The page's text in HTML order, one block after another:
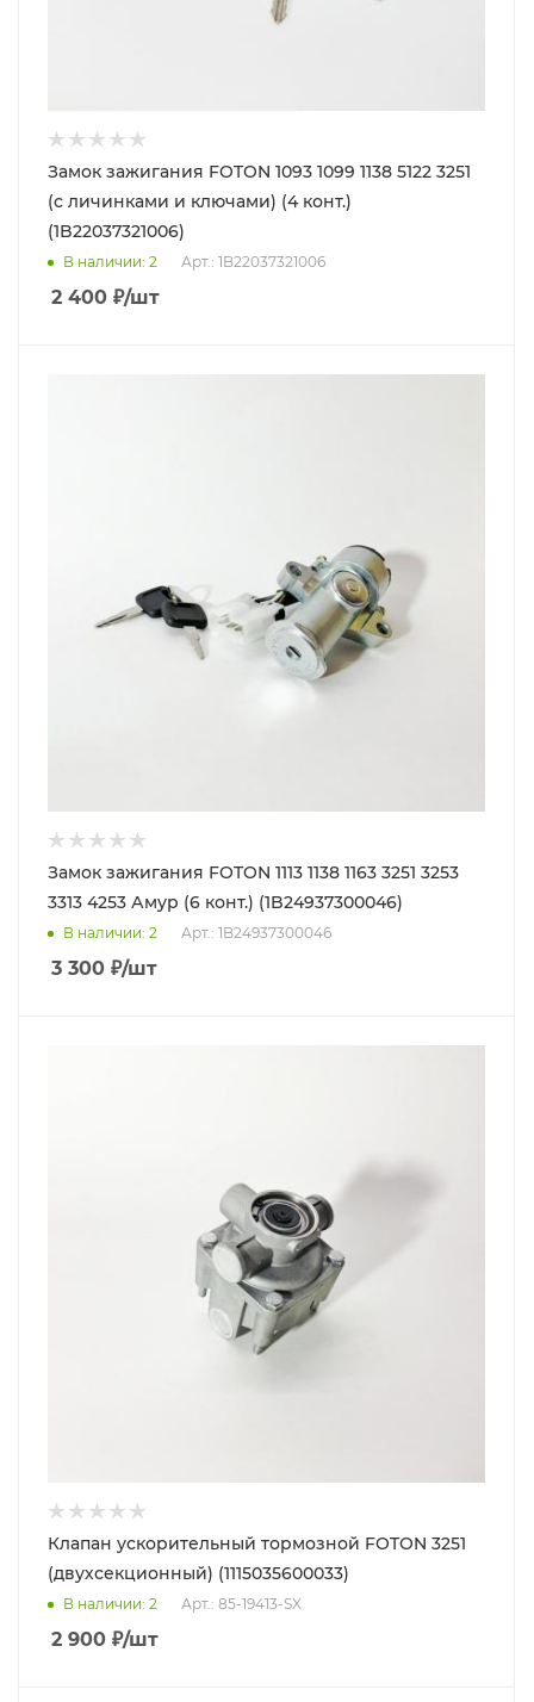
Замок зажигания FOTON 1093 1099 1138 5122 3251
(с личинками и ключами) (4 конт.)
(1B22037321006)
В наличии: 2 Арт.: 1B22037321006
2 400 ₽/шт
Замок зажигания FOTON 1113 1138 1163 3251 3253
3313 4253 Амур (6 конт.) (1B24937300046)
В наличии: 2 Арт.: 1B24937300046
3 300 ₽/шт
Клапан ускорительный тормозной FOTON 3251
(двухсекционный) (1115035600033)
В наличии: 2 Арт.: 85-19413-SX
2 900 ₽/шт